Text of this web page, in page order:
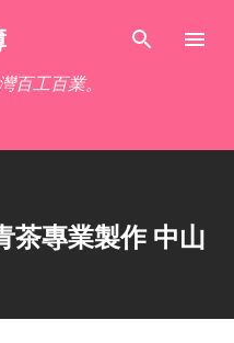
容
百工百業。
茶專業製作 中山